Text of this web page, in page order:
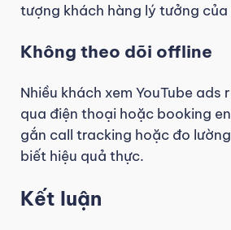
tượng khách hàng lý tưởng của
Không theo dõi offline
Nhiều khách xem YouTube ads
qua điện thoại hoặc booking
gắn call tracking hoặc đo
biết hiệu quả thực.
Kết luận